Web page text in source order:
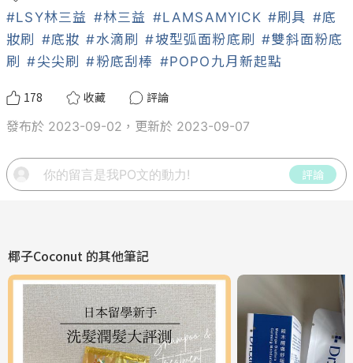
#LSY林三益 #林三益 #LAMSAMYICK #刷具 #底
妝刷
#底妝 #水滴刷 #坡型弧面粉底刷
#雙斜面粉底
刷
#尖尖刷 #粉底刮棒 #POPO九月新起點
178 收藏
評論
發布於 2023-09-02，更新於 2023-09-07
評論
椰子Coconut 的其他筆記